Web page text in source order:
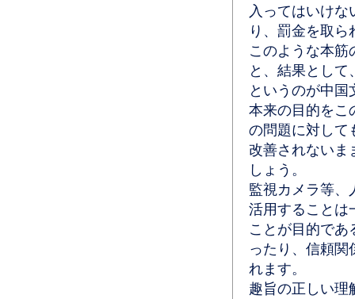
入ってはいけ
り、罰金を取
このような本筋
と、結果とし
というのが中国
本来の目的をこ
の問題に対して
改善されないま
しょう。
監視カメラ等、
活用することは
ことが目的であ
ったり、信頼関
れます。
趣旨の正しい理